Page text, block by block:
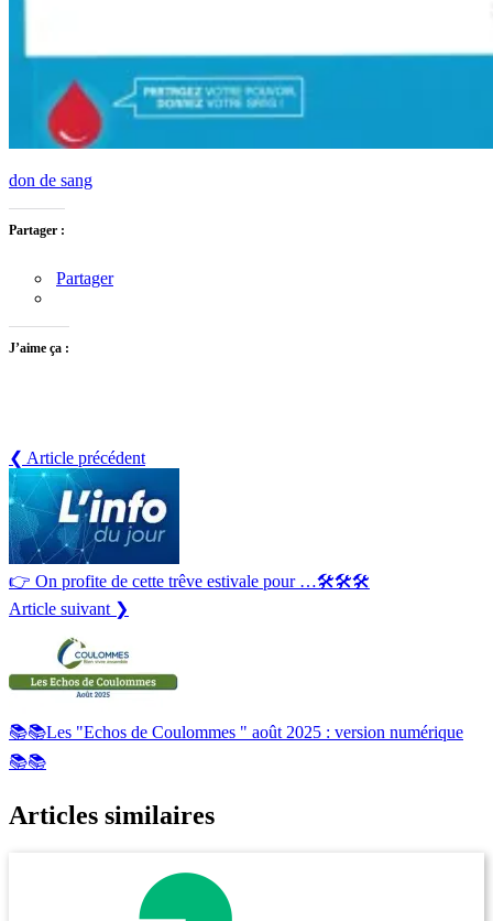
don de sang
Partager :
Partager
J’aime ça :
❮ Article précédent
👉​ On profite de cette trêve estivale pour …🛠️​🛠️​🛠️​
Article suivant ❯
📚​📚​Les "Echos de Coulommes " août 2025 : version numérique
📚​📚​
Articles similaires